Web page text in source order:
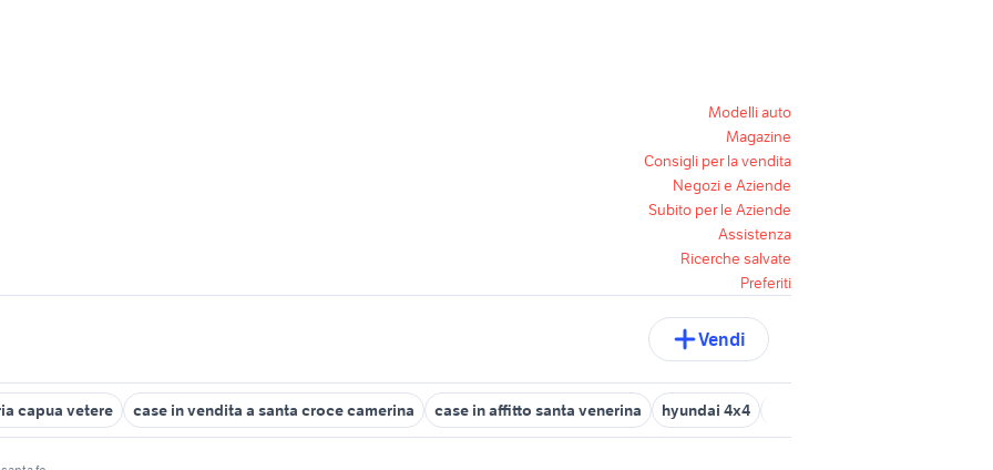
Modelli auto
Magazine
Consigli per la vendita
Negozi e Aziende
Subito per le Aziende
Assistenza
Ricerche salvate
Preferiti
Vendi
capua vetere case in vendita a santa croce camerina case in affitto santa venerina hyundai 4x4